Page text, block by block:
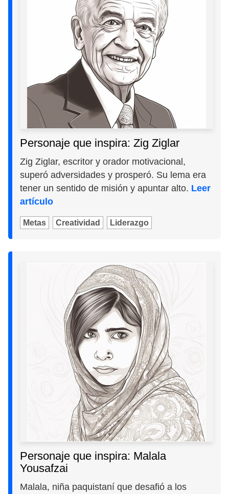
Personaje que inspira: Zig Ziglar
Zig Ziglar, escritor y orador motivacional,
superó adversidades y prosperó. Su lema era
tener un sentido de misión y apuntar alto. Leer
artículo
Metas Creatividad Liderazgo
Personaje que inspira: Malala
Yousafzai
Malala, niña paquistaní que desafió a los